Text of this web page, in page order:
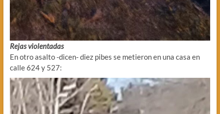
Rejas violentadas
En otro asalto -dicen- diez pibes se metieron en una casa en
calle 624 y 527: